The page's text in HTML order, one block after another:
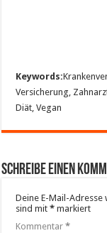
Keywords:
Versicherung,
Diät, Vegan
Schreibe einen
Deine E-Mail-
sind mit* markiert
Kommentar*